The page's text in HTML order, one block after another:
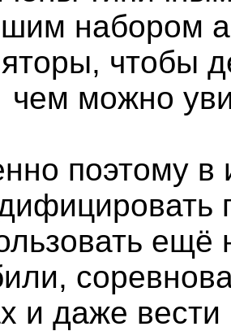
набором
чтобы
чем можно
поэтому в
и даже